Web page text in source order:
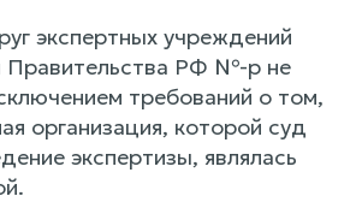
экспертных учреждений
Правительства РФ №-р не
требований о том,
организация, которой суд
экспертизы, являлась